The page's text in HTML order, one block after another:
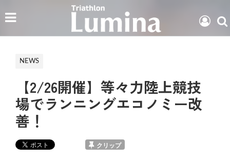
NEWS
【2/26開催】等々力陸上競技
場でランニングエコノミー改
善！
クリップ